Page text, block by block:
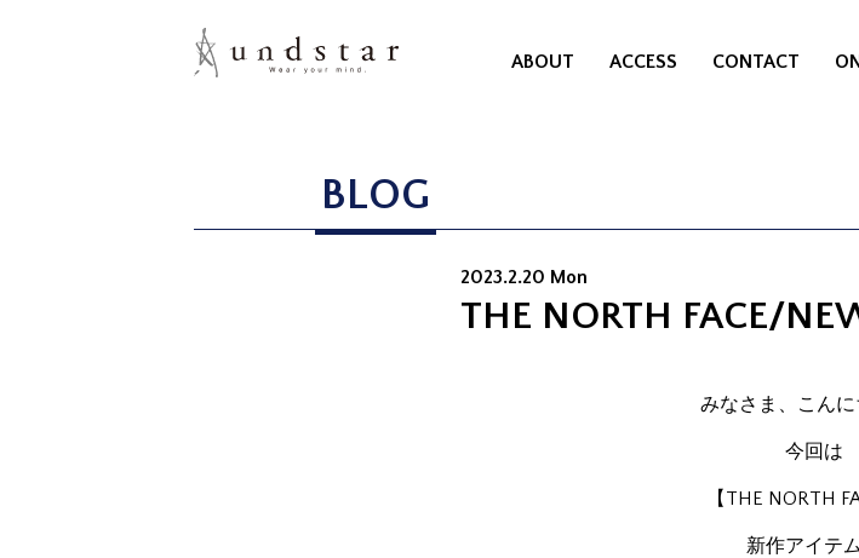
ABOUT ACCESS CONTACT
BLOG
2023.2.20 Mon
THE NORTH FACE/
みなさま、こんに
今回は
【THE NORTH
新作アイテ